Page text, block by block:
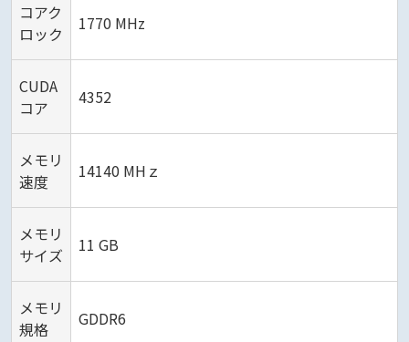
コアク
ロック
1770 MHz
CUDA
コア
4352
メモリ
速度
14140 MHｚ
メモリ
サイズ
11 GB
メモリ
規格
GDDR6